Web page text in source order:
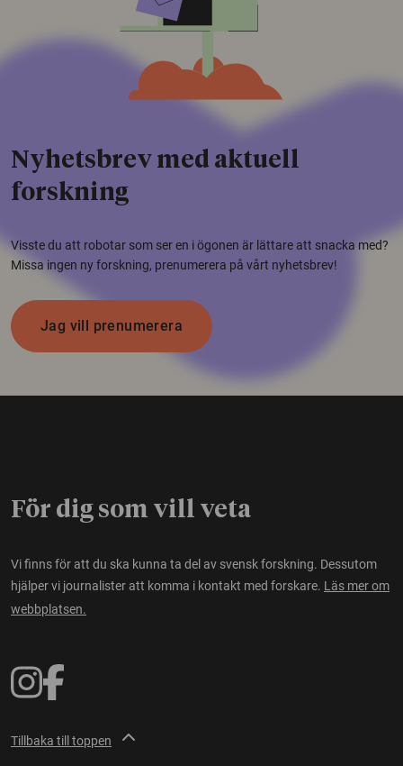
Nyhetsbrev med aktuell
forskning
Visste du att robotar som ser en i ögonen är lättare att snacka med?
Missa ingen ny forskning, prenumerera på vårt nyhetsbrev!
Jag vill prenumerera
För dig som vill veta
Vi finns för att du ska kunna ta del av svensk forskning. Dessutom
hjälper vi journalister att komma i kontakt med forskare. Läs mer om
webbplatsen.
Tillbaka till toppen